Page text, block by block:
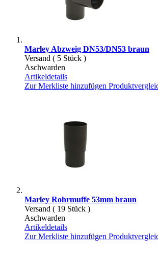
Marley Abzweig DN53/DN53 braun
Versand ( 5 Stück )
Aschwarden
Artikeldetails
Zur Merkliste hinzufügen
Marley Rohrmuffe 53mm braun
Versand ( 19 Stück )
Aschwarden
Artikeldetails
Zur Merkliste hinzufügen